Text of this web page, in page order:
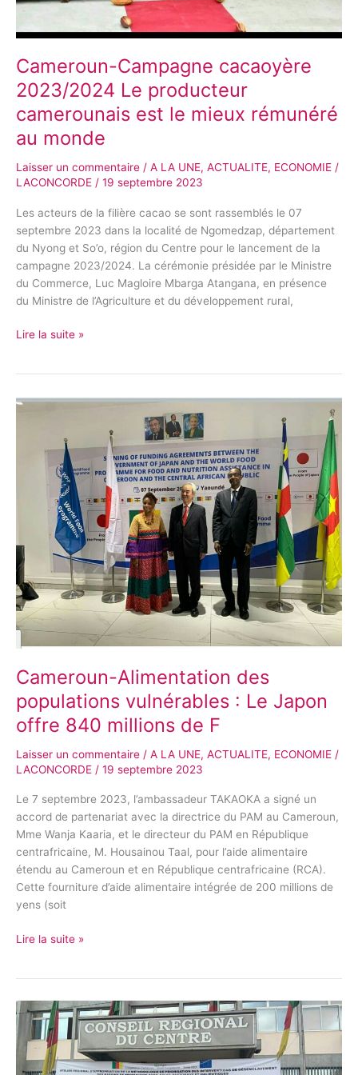
Cameroun-Campagne cacaoyère
2023/2024 Le producteur
camerounais est le mieux rémunéré
au monde
Laisser un commentaire / A LA UNE, ACTUALITE, ECONOMIE /
LACONCORDE / 19 septembre 2023
Les acteurs de la filière cacao se sont rassemblés le 07
septembre 2023 dans la localité de Ngomedzap, département
du Nyong et So’o, région du Centre pour le lancement de la
campagne 2023/2024. La cérémonie présidée par le Ministre
du Commerce, Luc Magloire Mbarga Atangana, en présence
du Ministre de l’Agriculture et du développement rural,
Lire la suite »
Cameroun-Alimentation des
populations vulnérables : Le Japon
offre 840 millions de F
Laisser un commentaire / A LA UNE, ACTUALITE, ECONOMIE /
LACONCORDE / 19 septembre 2023
Le 7 septembre 2023, l’ambassadeur TAKAOKA a signé un
accord de partenariat avec la directrice du PAM au Cameroun,
Mme Wanja Kaaria, et le directeur du PAM en République
centrafricaine, M. Housainou Taal, pour l’aide alimentaire
étendu au Cameroun et en République centrafricaine (RCA).
Cette fourniture d’aide alimentaire intégrée de 200 millions de
yens (soit
Cameroun-
populations
vulnérables :
840
millions
de
F
Lire la suite »
CAMEROUN-
DÉSENCLAVEMENT
DES
BASSINS